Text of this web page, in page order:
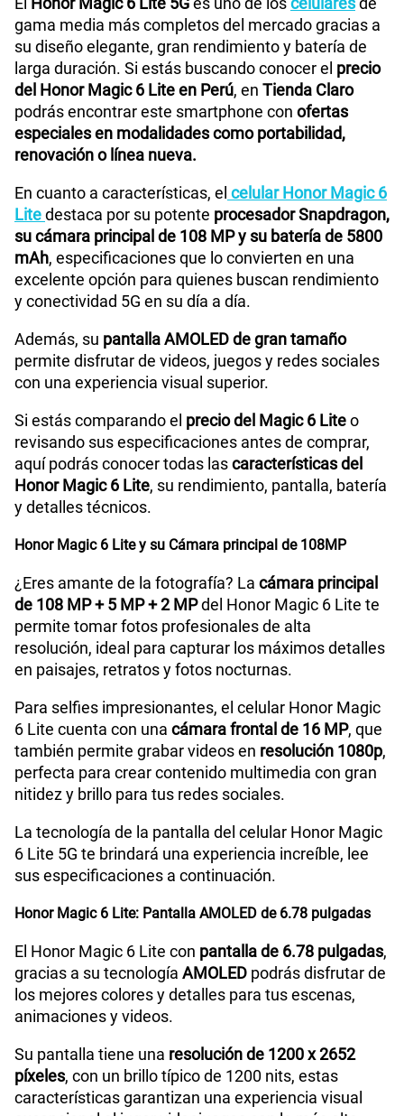
Planes Móviles